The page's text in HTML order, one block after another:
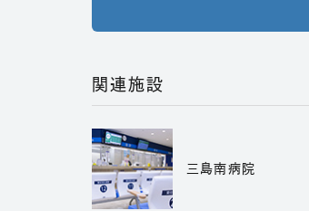
関連施設
三島南病院
（別ウィンドウで開きます）